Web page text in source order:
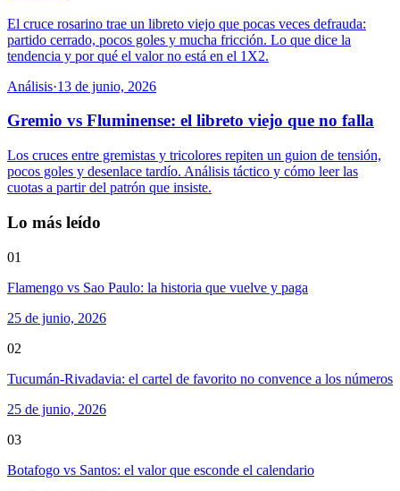
El cruce rosarino trae un libreto viejo que pocas veces defrauda:
partido cerrado, pocos goles y mucha fricción. Lo que dice la
tendencia y por qué el valor no está en el 1X2.
Análisis·13 de junio, 2026
Gremio vs Fluminense: el libreto viejo que no falla
Los cruces entre gremistas y tricolores repiten un guion de tensión,
pocos goles y desenlace tardío. Análisis táctico y cómo leer las
cuotas a partir del patrón que insiste.
Lo más leído
01
Flamengo vs Sao Paulo: la historia que vuelve y paga
25 de junio, 2026
02
Tucumán-Rivadavia: el cartel de favorito no convence a los números
25 de junio, 2026
03
Botafogo vs Santos: el valor que esconde el calendario